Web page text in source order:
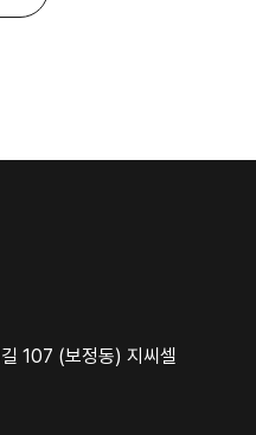
107 (보정동) 지씨셀